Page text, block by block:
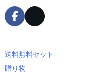
送料無料セット
贈り物